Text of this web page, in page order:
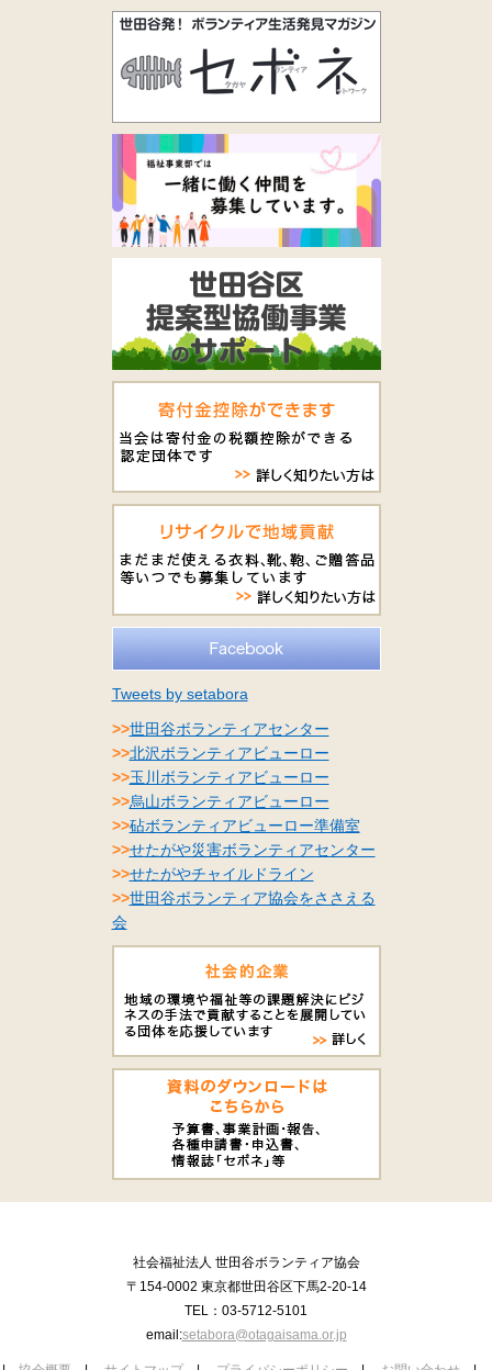
Tweets by setabora
>>世田谷ボランティアセンター
>>北沢ボランティアビューロー
>>玉川ボランティアビューロー
>>烏山ボランティアビューロー
>>砧ボランティアビューロー準備室
>>せたがや災害ボランティアセンター
>>せたがやチャイルドライン
>>世田谷ボランティア協会をささえる
会
社会福祉法人 世田谷ボランティア協会
〒154-0002 東京都世田谷区下馬2-20-14
TEL：03-5712-5101
email:setabora@otagaisama.or.jp